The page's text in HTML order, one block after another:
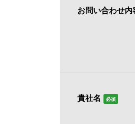
お問い合わせ内
貴社名 必須